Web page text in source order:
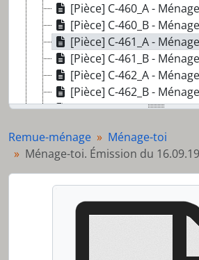
[Pièce] C-460_A - Ménage-toi.
[Pièce] C-460_B - Ménage-toi.
[Pièce] C-461_A - Ménage-toi.
[Pièce] C-461_B - Ménage-toi.
[Pièce] C-462_A - Ménage-toi.
[Pièce] C-462_B - Ménage-toi.
[Pièce] C-463_A - Ménage-toi.
[Pièce] C-464_A - Ménage-toi.
[Pièce] C-464_B - Ménage-toi.
[Pièce] C-465_A - Ménage-toi.
[Pièce] C-465_B - Ménage-toi.
[Pièce] C-466_A - Ménage-toi.
[Pièce] C-466_B - Ménage-toi.
[Pièce] C-467_A - Ménage-toi.
Remue-ménage
Ménage-toi
Ménage-toi. Émission du